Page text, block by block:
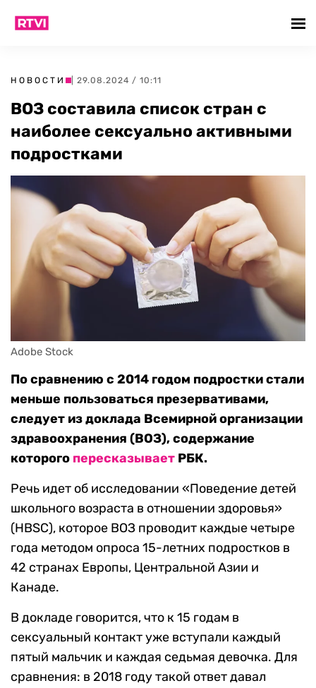
НОВОСТИ | 29.08.2024 / 10:11
ВОЗ составила список стран с
наиболее сексуально активными
подростками
Adobe Stock
По сравнению с 2014 годом подростки стали
меньше пользоваться презервативами,
следует из доклада Всемирной организации
здравоохранения (ВОЗ), содержание
которого пересказывает РБК.
Речь идет об исследовании «Поведение детей
школьного возраста в отношении здоровья»
(HBSC), которое ВОЗ проводит каждые четыре
года методом опроса 15-летних подростков в
42 странах Европы, Центральной Азии и
Канаде.
В докладе говорится, что к 15 годам в
сексуальный контакт уже вступали каждый
пятый мальчик и каждая седьмая девочка. Для
сравнения: в 2018 году такой ответ давал